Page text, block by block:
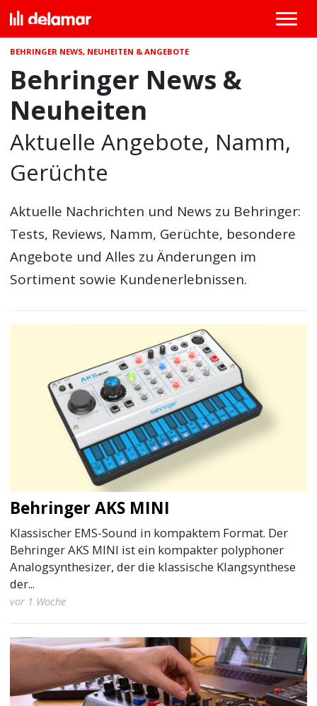
BEHRINGER NEWS, NEUHEITEN & ANGEBOTE
Behringer News &
Neuheiten
Aktuelle Angebote, Namm,
Gerüchte
Aktuelle Nachrichten und News zu Behringer:
Tests, Reviews, Namm, Gerüchte, besondere
Angebote und Alles zu Änderungen im
Sortiment sowie Kundenerlebnissen.
Behringer AKS MINI
Klassischer EMS-Sound in kompaktem Format. Der
Behringer AKS MINI ist ein kompakter polyphoner
Analogsynthesizer, der die klassische Klangsynthese
der...
vor 1 Woche